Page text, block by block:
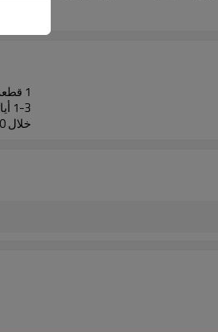
16
1 قطعة/كيس بولي، 80 قطعة/كرتون
1-3 أيام عن طريق DHL أو UPS
خلال 20-25 يومًا